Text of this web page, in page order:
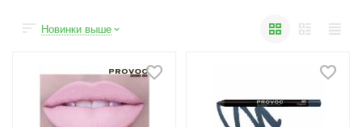
Новинки выше